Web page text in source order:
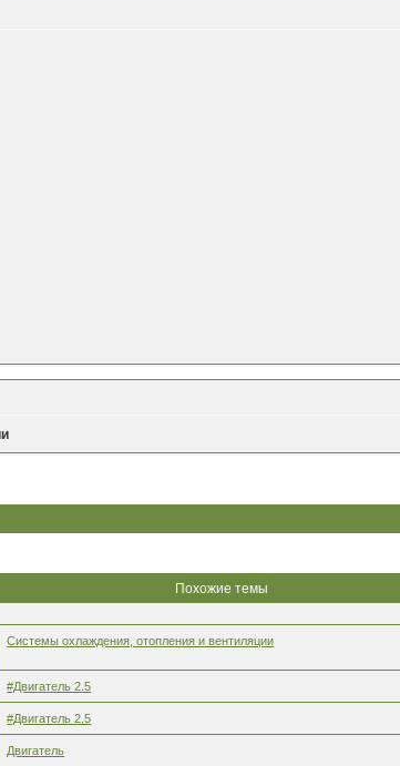
Похожие темы
Системы охлаждения, отопления и вентиляции
#Двигатель 2.5
#Двигатель 2.5
Двигатель